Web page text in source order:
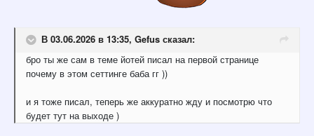
В 03.06.2026 в 13:35, Gefus сказал:
бро ты же сам в теме йотей писал на первой странице
почему в этом сеттинге баба гг ))
и я тоже писал, теперь же аккуратно жду и посмотрю что
будет тут на выходе )